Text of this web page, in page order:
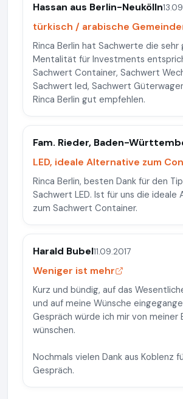
Hassan aus Berlin-Neukölln
türkisch / arabische Gemeinde
Rinca Berlin hat Sachwerte die sehr
Mentalität für Investments
Sachwert Container, Sachwert
Sachwert led, Sachwert
Rinca Berlin gut empfehlen.
Fam. Rieder, Baden-
LED, ideale Alternative zum
Rinca Berlin, besten Dank für den
Sachwert LED. Ist für uns die ideale
zum Sachwert Container.
Harald Bubel11.09.2017
Weniger ist mehr
Kurz und bündig, auf das
und auf meine Wünsche
Gespräch würde ich mir von meiner
wünschen.
Nochmals vielen Dank aus Koblenz
Gespräch.